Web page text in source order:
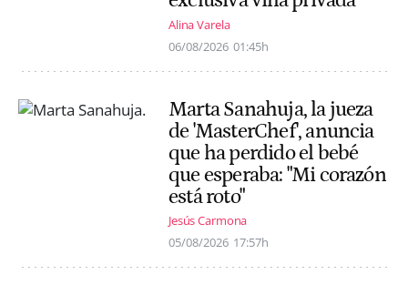
Alina Varela
06/08/2026 01:45h
Marta Sanahuja, la jueza
de 'MasterChef', anuncia
que ha perdido el bebé
que esperaba: "Mi corazón
está roto"
Jesús Carmona
05/08/2026 17:57h